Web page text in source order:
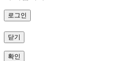
로그인
닫기
확인